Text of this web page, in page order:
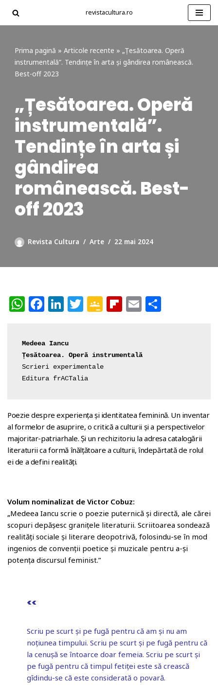
Sari
conținut
revistacultura.ro
Prima pagină » Articole recente » „Țesătoarea. Operă
instrumentală”. Tendințe în arta și gândirea românească.
Best-off 2023
„Țesătoarea. Operă
instrumentală”.
Tendințe în arta și
gândirea
românească. Best-
off 2023
Revista Cultura Arte 22 mai 2024
W
at
s
A
p
F
e
b
o
k
Li
e
dI
n
T
e
r
G
gl
e
ss
r
o
o
Fl
o
E
l
Medeea Iancu
Țesătoarea. Operă instrumentală
Scrieri experimentale
Editura frACTalia
Poezie despre experiența și identitatea feminină. Un inventar
al formelor de asuprire, o critică a culturii și a perspectivelor
majoritar-patriarhale. Și un rechizitoriu la adresa catalogării
literaturii ca formă înălțătoare a culturii, îndepărtată de rolul
ei de a defini realități.
Volum nominalizat de Victor Cobuz:
„Medeea Iancu scrie o poezie puternică și directă, ale cărei
scopuri depășesc granițele literaturii. Scriitoarea sondează
realități sociale și literare deopotrivă, folosindu-se în mod
ingenios de convenții poetice și muzicale pentru a-și
potența discursul feminist.”
<<
Scriu pe scurt și pe fugă pentru că am şi nu am
noțiunea timpului. Scriu pe scurt și pe fugă pentru că
la cenușă se întoarce doar femeia. Scriu pe scurt și
pe fugă pentru că timpul fetiței este să crească
gîdindu-se că este considerată o povară.